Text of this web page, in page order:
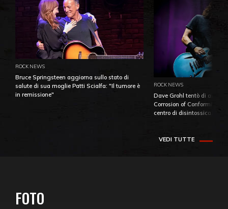
ROCK NEWS
Bruce Springsteen aggiorna sullo stato di
salute di sua moglie Patti Scialfa: "Il tumore è
in remissione"
ROCK NEWS
Dave Grohl tentò di
Corrosion of Conformity
centro di
VEDI TUTTE
FOTO